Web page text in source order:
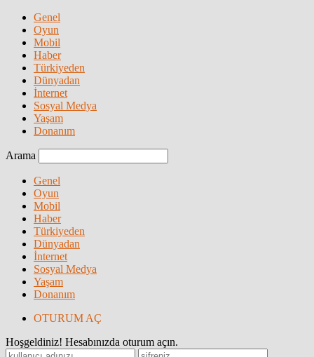
Genel
Oyun
Mobil
Haber
Türkiyeden
Dünyadan
İnternet
Sosyal Medya
Yaşam
Donanım
Arama
Genel
Oyun
Mobil
Haber
Türkiyeden
Dünyadan
İnternet
Sosyal Medya
Yaşam
Donanım
OTURUM AÇ
Hoşgeldiniz! Hesabınızda oturum açın.